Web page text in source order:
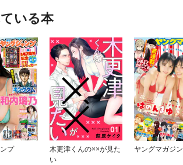
いる本
プ
木更津くんの××が見た
い
ヤングマガジン